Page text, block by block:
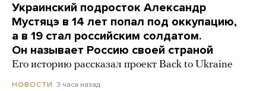
Украинский подросток Александр
Мустяцэ в 14 лет попал под оккупацию,
а в 19 стал российским солдатом.
Он называет Россию своей страной
Его историю рассказал проект Back to Ukraine
НОВОСТИ 3 часа назад